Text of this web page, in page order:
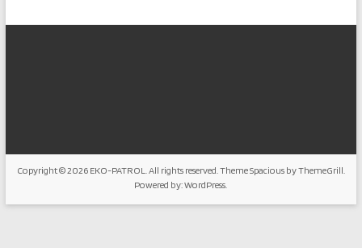
Copyright © 2026 EKO-PATROL. All rights reserved. ThemeSpaciousby ThemeGrill.
Powered by:WordPress.